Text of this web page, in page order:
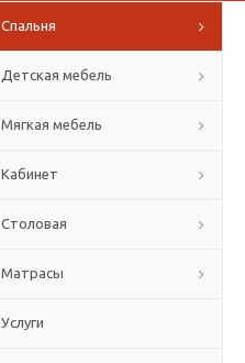
Спальня
Детская мебель
Мягкая мебель
Кабинет
Столовая
Матрасы
Услуги